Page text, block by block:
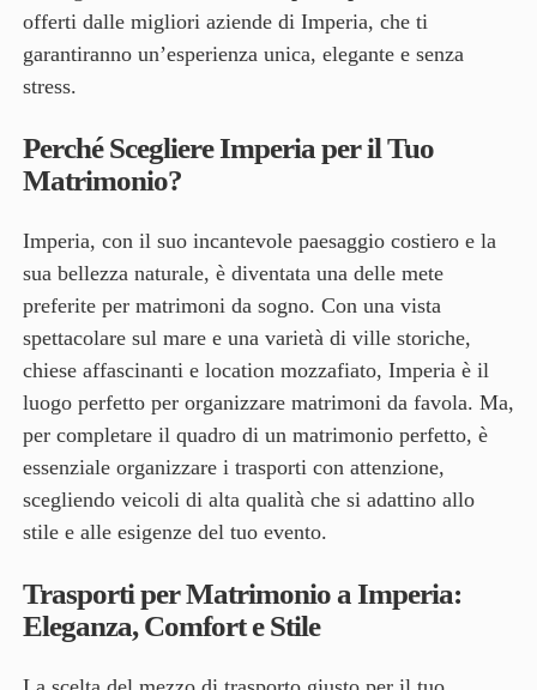
offerti dalle migliori aziende di Imperia, che ti
garantiranno un’esperienza unica, elegante e senza
stress.
Perché Scegliere Imperia per il Tuo
Matrimonio?
Imperia, con il suo incantevole paesaggio costiero e la
sua bellezza naturale, è diventata una delle mete
preferite per matrimoni da sogno. Con una vista
spettacolare sul mare e una varietà di ville storiche,
chiese affascinanti e location mozzafiato, Imperia è il
luogo perfetto per organizzare matrimoni da favola. Ma,
per completare il quadro di un matrimonio perfetto, è
essenziale organizzare i trasporti con attenzione,
scegliendo veicoli di alta qualità che si adattino allo
stile e alle esigenze del tuo evento.
Trasporti per Matrimonio a Imperia:
Eleganza, Comfort e Stile